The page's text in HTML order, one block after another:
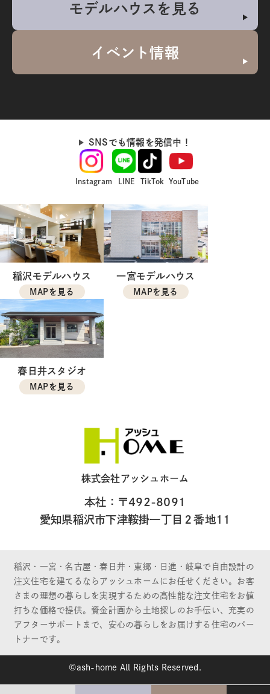
モデルハウスを見る
イベント情報
SNSでも情報を発信中！
Instagram LINE TikTok YouTube
稲沢モデルハウス
MAPを見る
一宮モデルハウス
MAPを見る
春日井スタジオ
MAPを見る
株式会社アッシュホーム
本社：〒492-8091
愛知県稲沢市下津鞍掛一丁目２番地11
稲沢・一宮・名古屋・春日井・東郷・日進・岐阜で自由設計の
注文住宅を建てるならアッシュホームにお任せください。お客
さまの理想の暮らしを実現するための高性能な注文住宅をお値
打ちな価格で提供。資金計画から土地探しのお手伝い、充実の
アフターサポートまで、安心の暮らしをお届けする住宅のパー
トナーです。
©ash-home All Rights Reserved.